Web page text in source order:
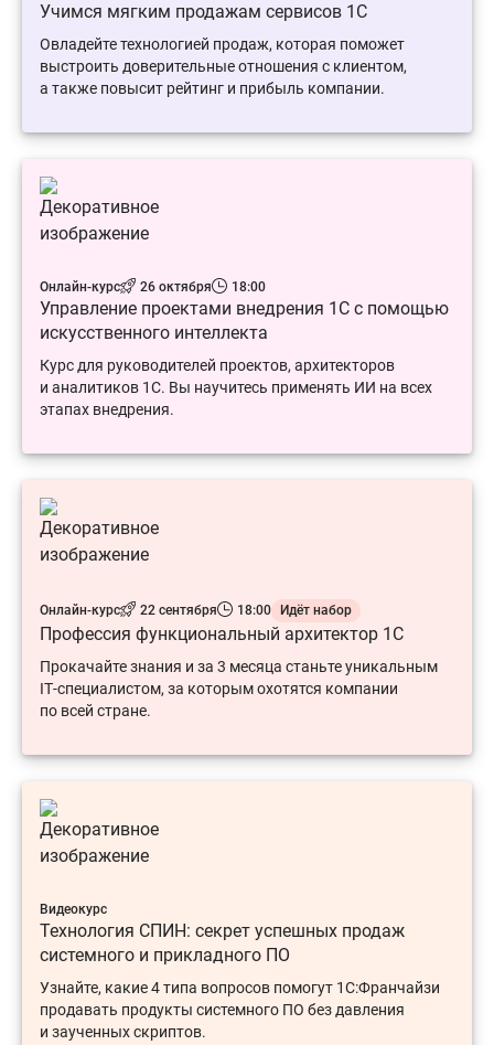
Учимся мягким продажам сервисов 1С
Овладейте технологией продаж, которая поможет
выстроить доверительные отношения с клиентом,
а также повысит рейтинг и прибыль компании.
Онлайн-курс 26 октября 18:00
Управление проектами внедрения 1С с помощью
искусственного интеллекта
Курс для руководителей проектов, архитекторов
и аналитиков 1С. Вы научитесь применять ИИ на всех
этапах внедрения.
Онлайн-курс 22 сентября 18:00 Идёт набор
Профессия функциональный архитектор 1С
Прокачайте знания и за 3 месяца станьте уникальным
IT‑специалистом, за которым охотятся компании
по всей стране.
Видеокурс
Технология СПИН: секрет успешных продаж
системного и прикладного ПО
Узнайте, какие 4 типа вопросов помогут 1С:Франчайзи
продавать продукты системного ПО без давления
и заученных скриптов.